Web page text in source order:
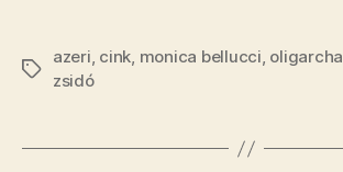
Címkék
azeri, cink, monica bellucci, oligarcha
zsidó